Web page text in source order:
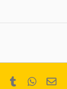
Pinterest
Tumblr